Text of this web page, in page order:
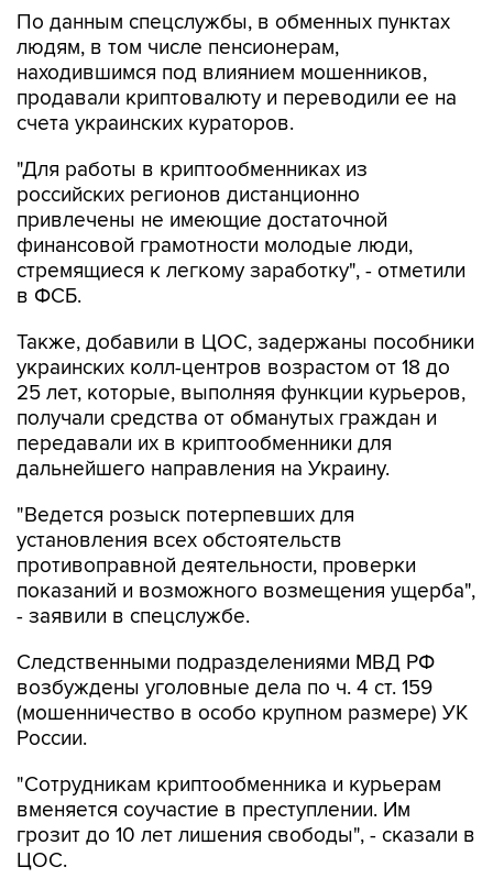
По данным спецслужбы, в обменных пунктах
людям, в том числе пенсионерам,
находившимся под влиянием мошенников,
продавали криптовалюту и переводили ее на
счета украинских кураторов.
"Для работы в криптообменниках из
российских регионов дистанционно
привлечены не имеющие достаточной
финансовой грамотности молодые люди,
стремящиеся к легкому заработку", - отметили
в ФСБ.
Также, добавили в ЦОС, задержаны пособники
украинских колл-центров возрастом от 18 до
25 лет, которые, выполняя функции курьеров,
получали средства от обманутых граждан и
передавали их в криптообменники для
дальнейшего направления на Украину.
"Ведется розыск потерпевших для
установления всех обстоятельств
противоправной деятельности, проверки
показаний и возможного возмещения ущерба",
- заявили в спецслужбе.
Следственными подразделениями МВД РФ
возбуждены уголовные дела по ч. 4 ст. 159
(мошенничество в особо крупном размере) УК
России.
"Сотрудникам криптообменника и курьерам
вменяется соучастие в преступлении. Им
грозит до 10 лет лишения свободы", - сказали в
ЦОС.